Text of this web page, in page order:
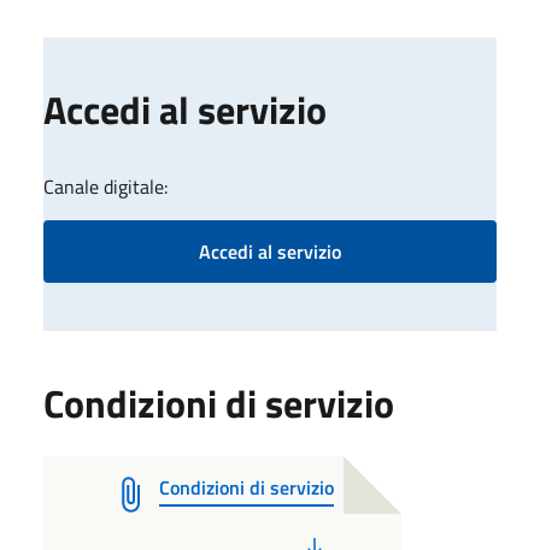
Accedi al servizio
Canale digitale:
Accedi al servizio
Condizioni di servizio
Condizioni di servizio